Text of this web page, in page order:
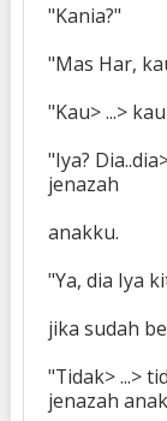
"Kania?"
"Mas Har,
"Kau> ...>
"Iya?
jenazah
anakku.
"Ya, dia Iya
jika sudah
"Tidak> ...>
jenazah